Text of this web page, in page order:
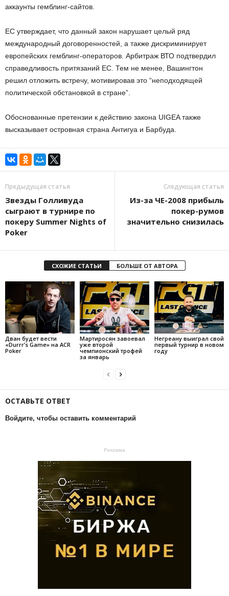
аккаунты гемблинг-сайтов.
ЕС утверждает, что данный закон нарушает целый ряд
международный договоренностей, а также дискриминирует
европейских гемблинг-операторов. Арбитраж ВТО подтвердил
справедливость притязаний ЕС. Тем не менее, Вашингтон
решил отложить встречу, мотивировав это “неподходящей
политической обстановкой в стране”.
Обоснованные претензии к действию закона UIGEA также
высказывает островная страна Антигуа и Барбуда.
Предыдущая статья
Звезды Голливуда
сыграют в турнире по
покеру Summer Nights of
Poker
Следующая статья
Из-за ЧЕ-2008 прибыль
покер-румов
значительно снизилась
СХОЖИЕ СТАТЬИ БОЛЬШЕ ОТ АВТОРА
Дван будет вести
«Durrr’s Game» на ACR
Poker
Мартиросян завоевал
уже второй
чемпионский трофей
за январь
Негреану выиграл свой
первый турнир в новом
году
ОСТАВЬТЕ ОТВЕТ
Войдите, чтобы оставить комментарий
Реклама